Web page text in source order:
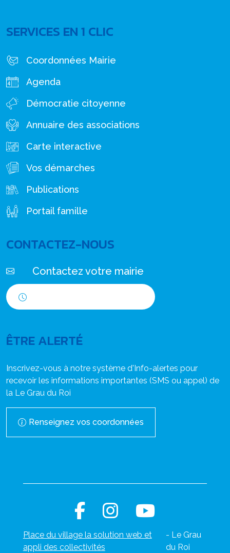
SERVICES EN 1 CLIC
Coordonnées Mairie
Agenda
Démocratie citoyenne
Annuaire des associations
Carte interactive
Vos démarches
Publications
Portail famille
CONTACTEZ-NOUS
Contactez votre mairie
ÊTRE ALERTÉ
Inscrivez-vous à notre système d'Info-alertes pour
recevoir les informations importantes (SMS ou appel) de
la Le Grau du Roi
Renseignez vos coordonnées
Place du village la solution web et
appli des collectivités
- Le Grau
du Roi